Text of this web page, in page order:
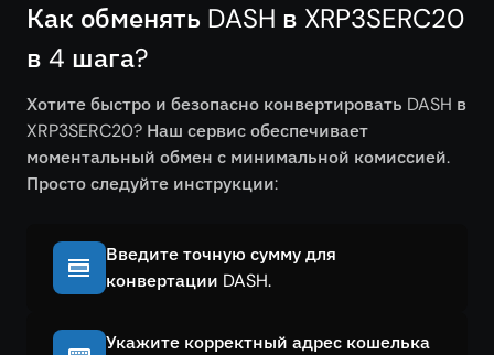
Как обменять DASH в XRP3SERC20
в 4 шага?
Хотите быстро и безопасно конвертировать DASH в
XRP3SERC20? Наш сервис обеспечивает
моментальный обмен с минимальной комиссией.
Просто следуйте инструкции:
Введите точную сумму для
конвертации DASH.
Укажите корректный адрес кошелька